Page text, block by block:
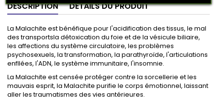
DESCRIPTION DÉTAILS DU PRODUIT
La Malachite est bénéfique pour l'acidification des tissus, le mal
des transportsla détoxication du foie et de la vésicule biliaire,
les affections du système circulatoire, les problèmes
psychosexuels, la transformation, la parathyroïde, l'articulations
enfllées, l'ADN, le système immunitaire, l'insomnie.
La Malachite est censée protéger contre la sorcellerie et les
mauvais esprit, la Malachite purifie le corps émotionnel, laissant
aller les traumatismes des vies antérieures.